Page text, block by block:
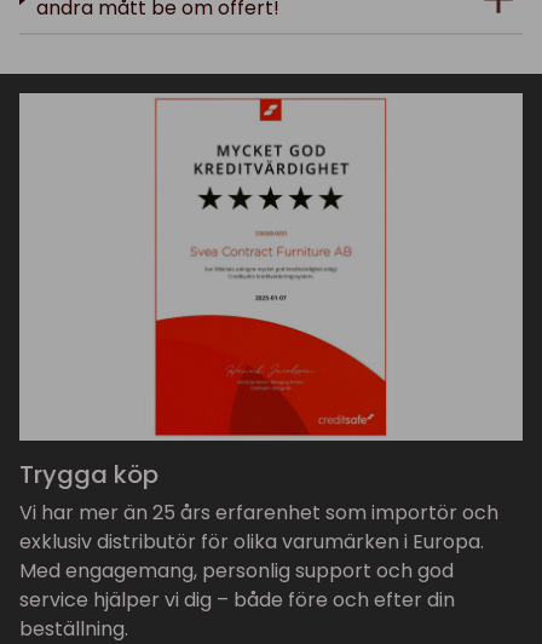
andra mått be om offert!
Trygga köp
Vi har mer än 25 års erfarenhet som importör och
exklusiv distributör för olika varumärken i Europa.
Med engagemang, personlig support och god
service hjälper vi dig – både före och efter din
beställning.